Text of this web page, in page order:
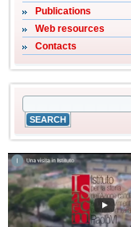
Publications
Web resources
Contacts